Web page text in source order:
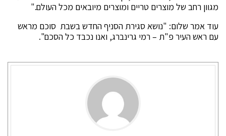
מגוון רחב של מוצרים טריים ומוצרים מיובאים מכל העולם."
עוד אמר שלום: "נושא סגירת הסניף החדש בשבת סוכם מראש
עם ראש העיר פ"ת – רמי גרינברג, ואנו נכבד כל הסכם".